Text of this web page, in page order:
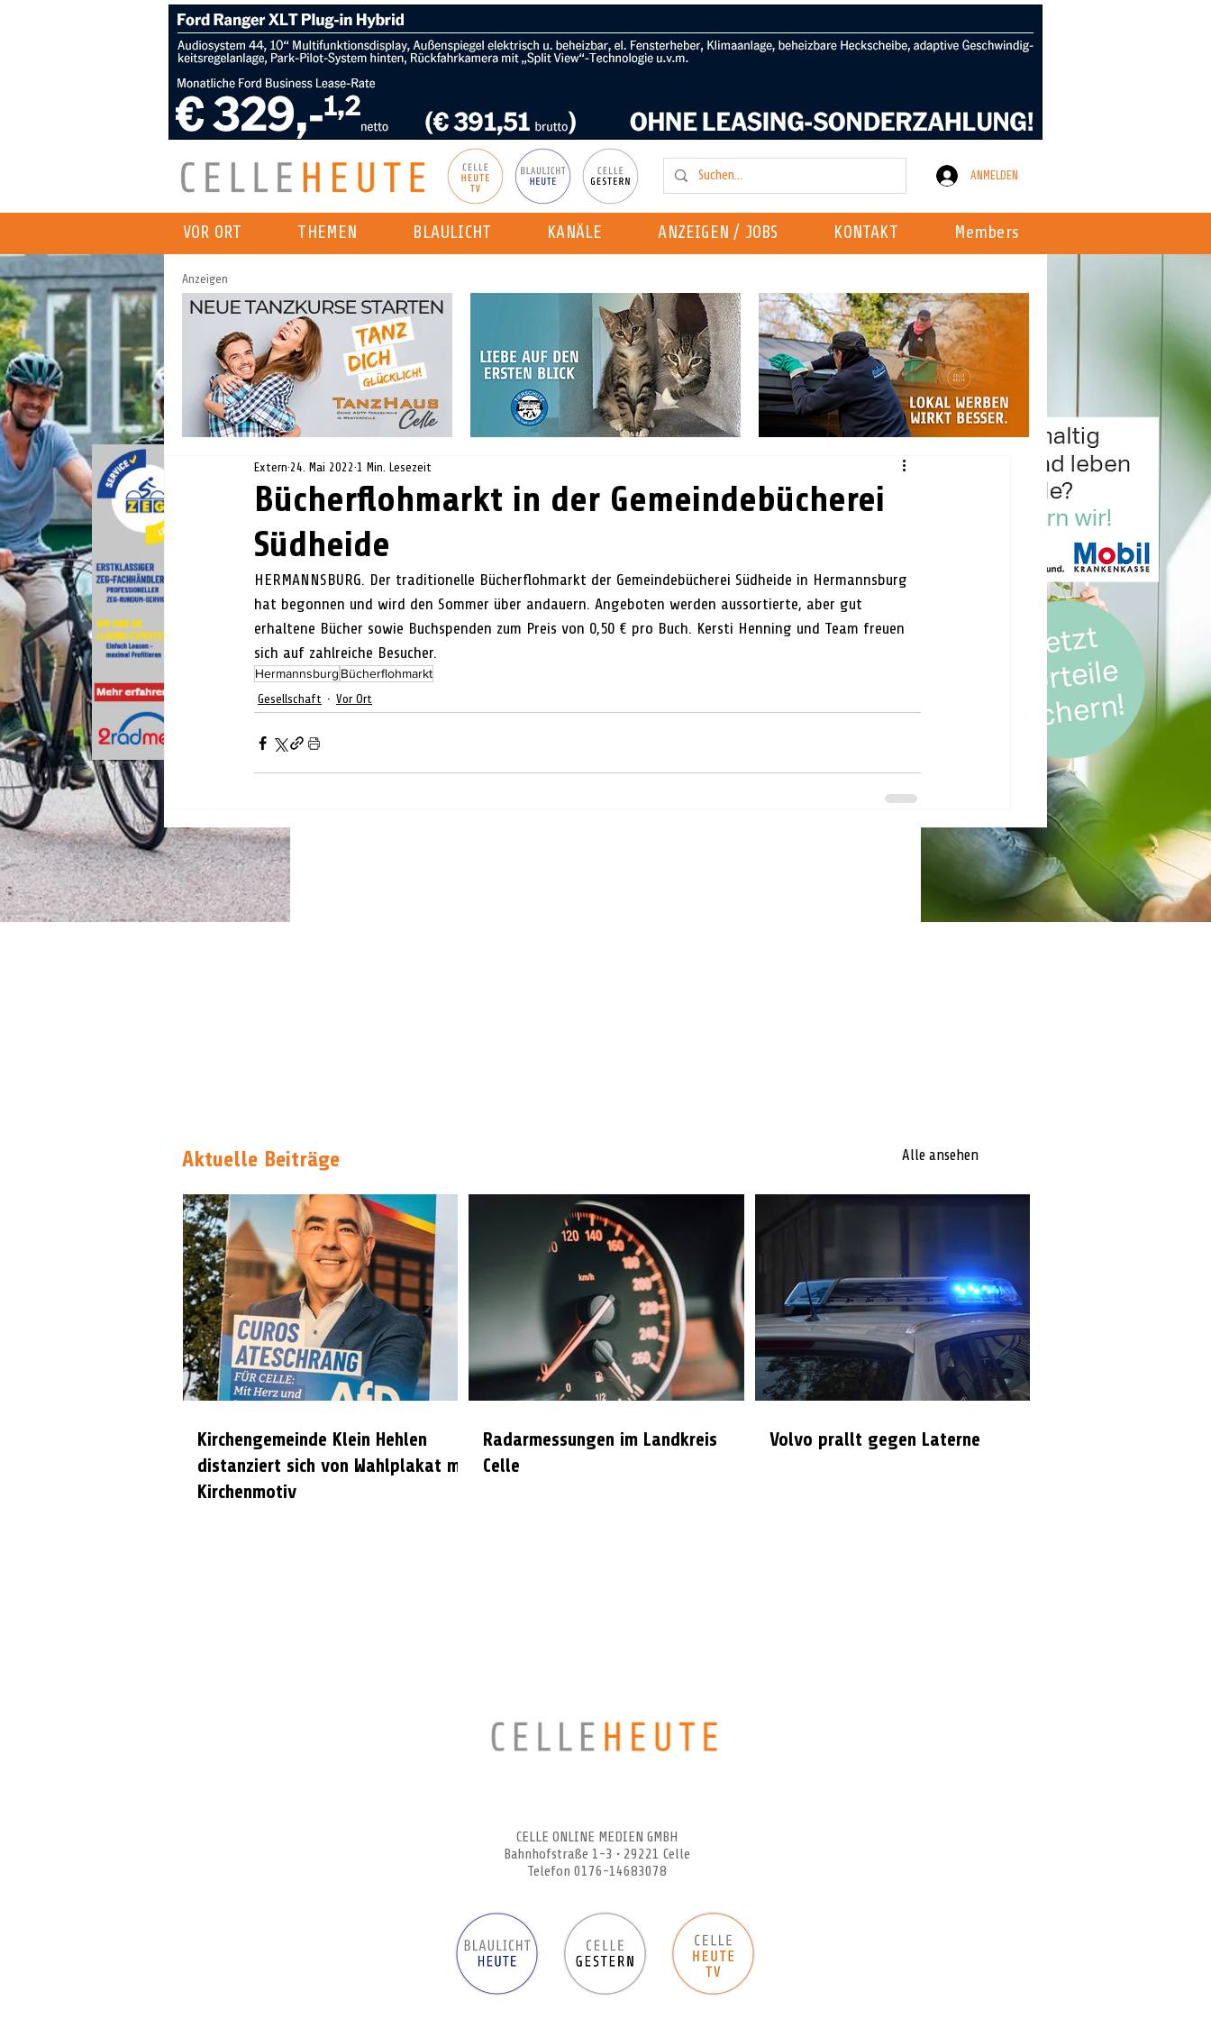
ANMELDEN
VOR ORT THEMEN BLAULICHT KANÄLE ANZEIGEN / JOBS KONTAKT Members
Anzeigen
Bücherflohmarkt in der Gemeindebücherei
Südheide
Extern 24. Mai 2022 1 Min. Lesezeit
HERMANNSBURG. Der traditionelle Bücherflohmarkt der Gemeindebücherei Südheide in Hermannsburg
hat begonnen und wird den Sommer über andauern. Angeboten werden aussortierte, aber gut
erhaltene Bücher sowie Buchspenden zum Preis von 0,50 € pro Buch. Kersti Henning und Team freuen
sich auf zahlreiche Besucher.
Hermannsburg Bücherflohmarkt
Gesellschaft Vor Ort
Aktuelle Beiträge Alle ansehen
Kirchengemeinde Klein Hehlen
distanziert sich von Wahlplakat mit
Kirchenmotiv
Radarmessungen im Landkreis
Celle
Volvo prallt gegen Laterne
CELLE ONLINE MEDIEN GMBH
Bahnhofstraße 1-3 • 29221 Celle
Telefon 0176-14683078